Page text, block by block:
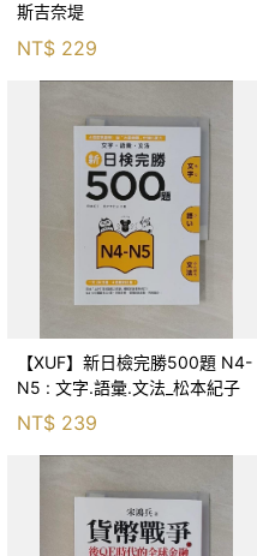
斯吉奈堤
NT$ 229
【XUF】新日檢完勝500題 N4-
N5 : 文字.語彙.文法_松本紀子
NT$ 239